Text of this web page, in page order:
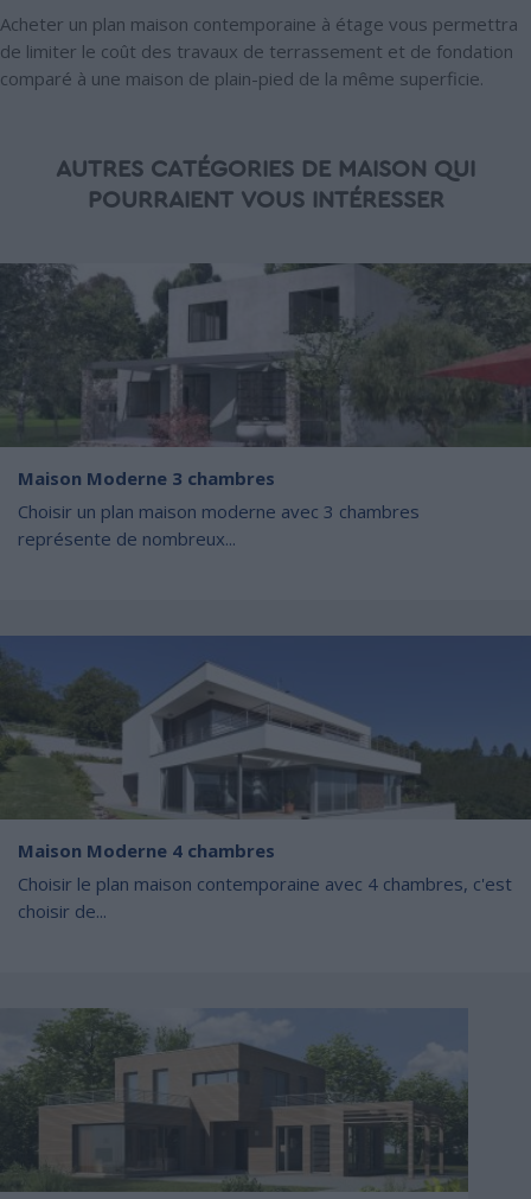
Acheter un plan maison contemporaine à étage vous permettra
de limiter le coût des travaux de terrassement et de fondation
comparé à une maison de plain-pied de la même superficie.
AUTRES CATÉGORIES DE MAISON QUI
POURRAIENT VOUS INTÉRESSER
Maison Moderne 3 chambres
Choisir un plan maison moderne avec 3 chambres
représente de nombreux...
Maison Moderne 4 chambres
Choisir le plan maison contemporaine avec 4 chambres, c'est
choisir de...